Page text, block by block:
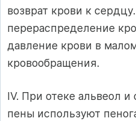
возврат крови к
перераспределение
давление крови в
кровообращения.
IV. При отеке альвеол и
пены используют